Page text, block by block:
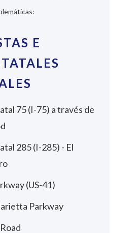
E
75 (I-75) a través de
285 (I-285) - El
(US-41)
Parkway